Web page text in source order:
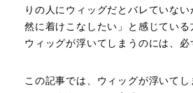
りの人にウィッグだとバレていな
然に着けこなしたい」と感じている
ウィッグが浮いてしまうのには、必
この記事では、ウィッグが浮いて